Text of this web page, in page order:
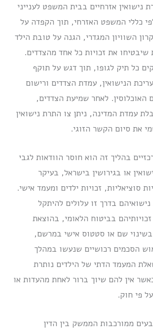
נישואין אזרחיים בבית המשפט לענייני
כללי המשפט האזרחי, תוך הקפדה על
השוויון המגדרי, הגנה על טובת הילד
שיבטיחו את זכויות כל אחד מהצדדים.
כל תיק לגופו, תוך דגש על תוקף
הנישואין, עמדת הצדדים ורישום
האוכלוסין. לאחר שמיעת הצדדים,
עמדת המדינה, ניתן צו התרת נישואין
את סיום הקשר הזוגי.
בהליך זה הוא חוסר הוודאות לגבי
או בגירושין בישראל, בעיקר
סוציאליות, זכויות ילדים ומעמד אישי.
בדרך זו עלולים להיתקל
בביטוח הלאומי, בהוצאת
שם או סטטוס אישי במרשם,
הסכמים רכושיים שנעשו במהלך
המעמד הדתי של הילדים נותרת
אין להם שיוך ברור לאחת מהעדות או
פי חוק.
ממורכבות הממשק בין הדין